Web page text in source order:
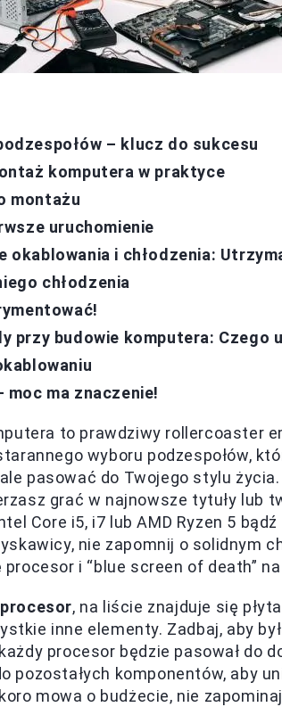
– klucz do sukcesu
komputera w praktyce
montażu
uruchomienie
okablowania i chłodzenia:
chłodzenia
przy budowie komputera: Czego
moc ma znaczenie!
to prawdziwy rollercoaster
wyboru podzespołów,
pasować do Twojego stylu
grać w najnowsze tytuły lub
Core i5, i7 lub AMD Ryzen 5
nie zapomnij o solidnym
i “blue screen of death”
procesor, na liście znajduje się
inne elementy. Zadbaj, aby
procesor będzie pasował do
pozostałych komponentów, aby
mowa o budżecie, nie